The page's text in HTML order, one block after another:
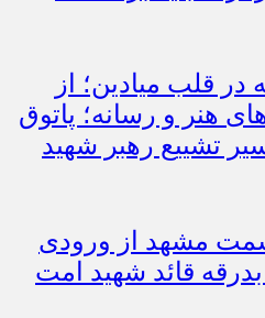
قلب میادین؛ از
هنر و رسانه؛ پاتوق
تشییع رهبر شهید
سمت مشهد از ورودی
قائد شهید امت